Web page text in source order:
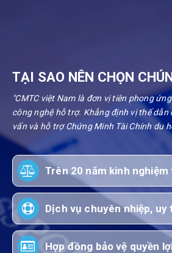
TẠI SAO NÊN CHỌN
"CMTC việt Nam là đơn vị tiên phong
công nghệ hỗ trợ. Khẳng định vị thế
vấn và hỗ trợ Chứng Minh Tài Chính du
Trên 20 năm kinh nghiệm
Dịch vụ chuyên nhiệp, uy
Hợp đồng bảo vệ quyền